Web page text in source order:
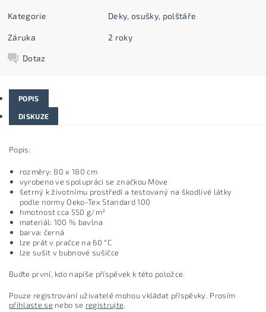
Kategorie Deky, osušky, polštáře
Záruka 2 roky
Dotaz
POPIS
DISKUZE
Popis:
rozměry: 80 x 180 cm
vyrobeno ve spolupráci se značkou Möve
šetrný k životnímu prostředí a testovaný na škodlivé látky
podle normy Oeko-Tex Standard 100
hmotnost cca 550 g/m²
materiál: 100 % bavlna
barva: černá
lze prát v pračce na 60 °C
lze sušit v bubnové sušičce
Buďte první, kdo napíše příspěvek k této položce.
Pouze registrovaní uživatelé mohou vkládat příspěvky. Prosím
přihlaste senebo se registrujte.